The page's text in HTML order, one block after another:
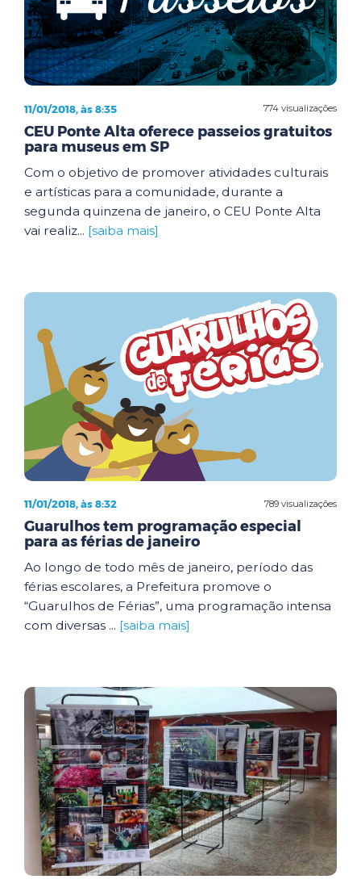
774 visualizações
11/01/2018, às 8:35
CEU Ponte Alta oferece passeios gratuitos
para museus em SP
Com o objetivo de promover atividades culturais
e artísticas para a comunidade, durante a
segunda quinzena de janeiro, o CEU Ponte Alta
vai realiz... [saiba mais]
789 visualizações
11/01/2018, às 8:32
Guarulhos tem programação especial
para as férias de janeiro
Ao longo de todo mês de janeiro, período das
férias escolares, a Prefeitura promove o
“Guarulhos de Férias”, uma programação intensa
com diversas ... [saiba mais]